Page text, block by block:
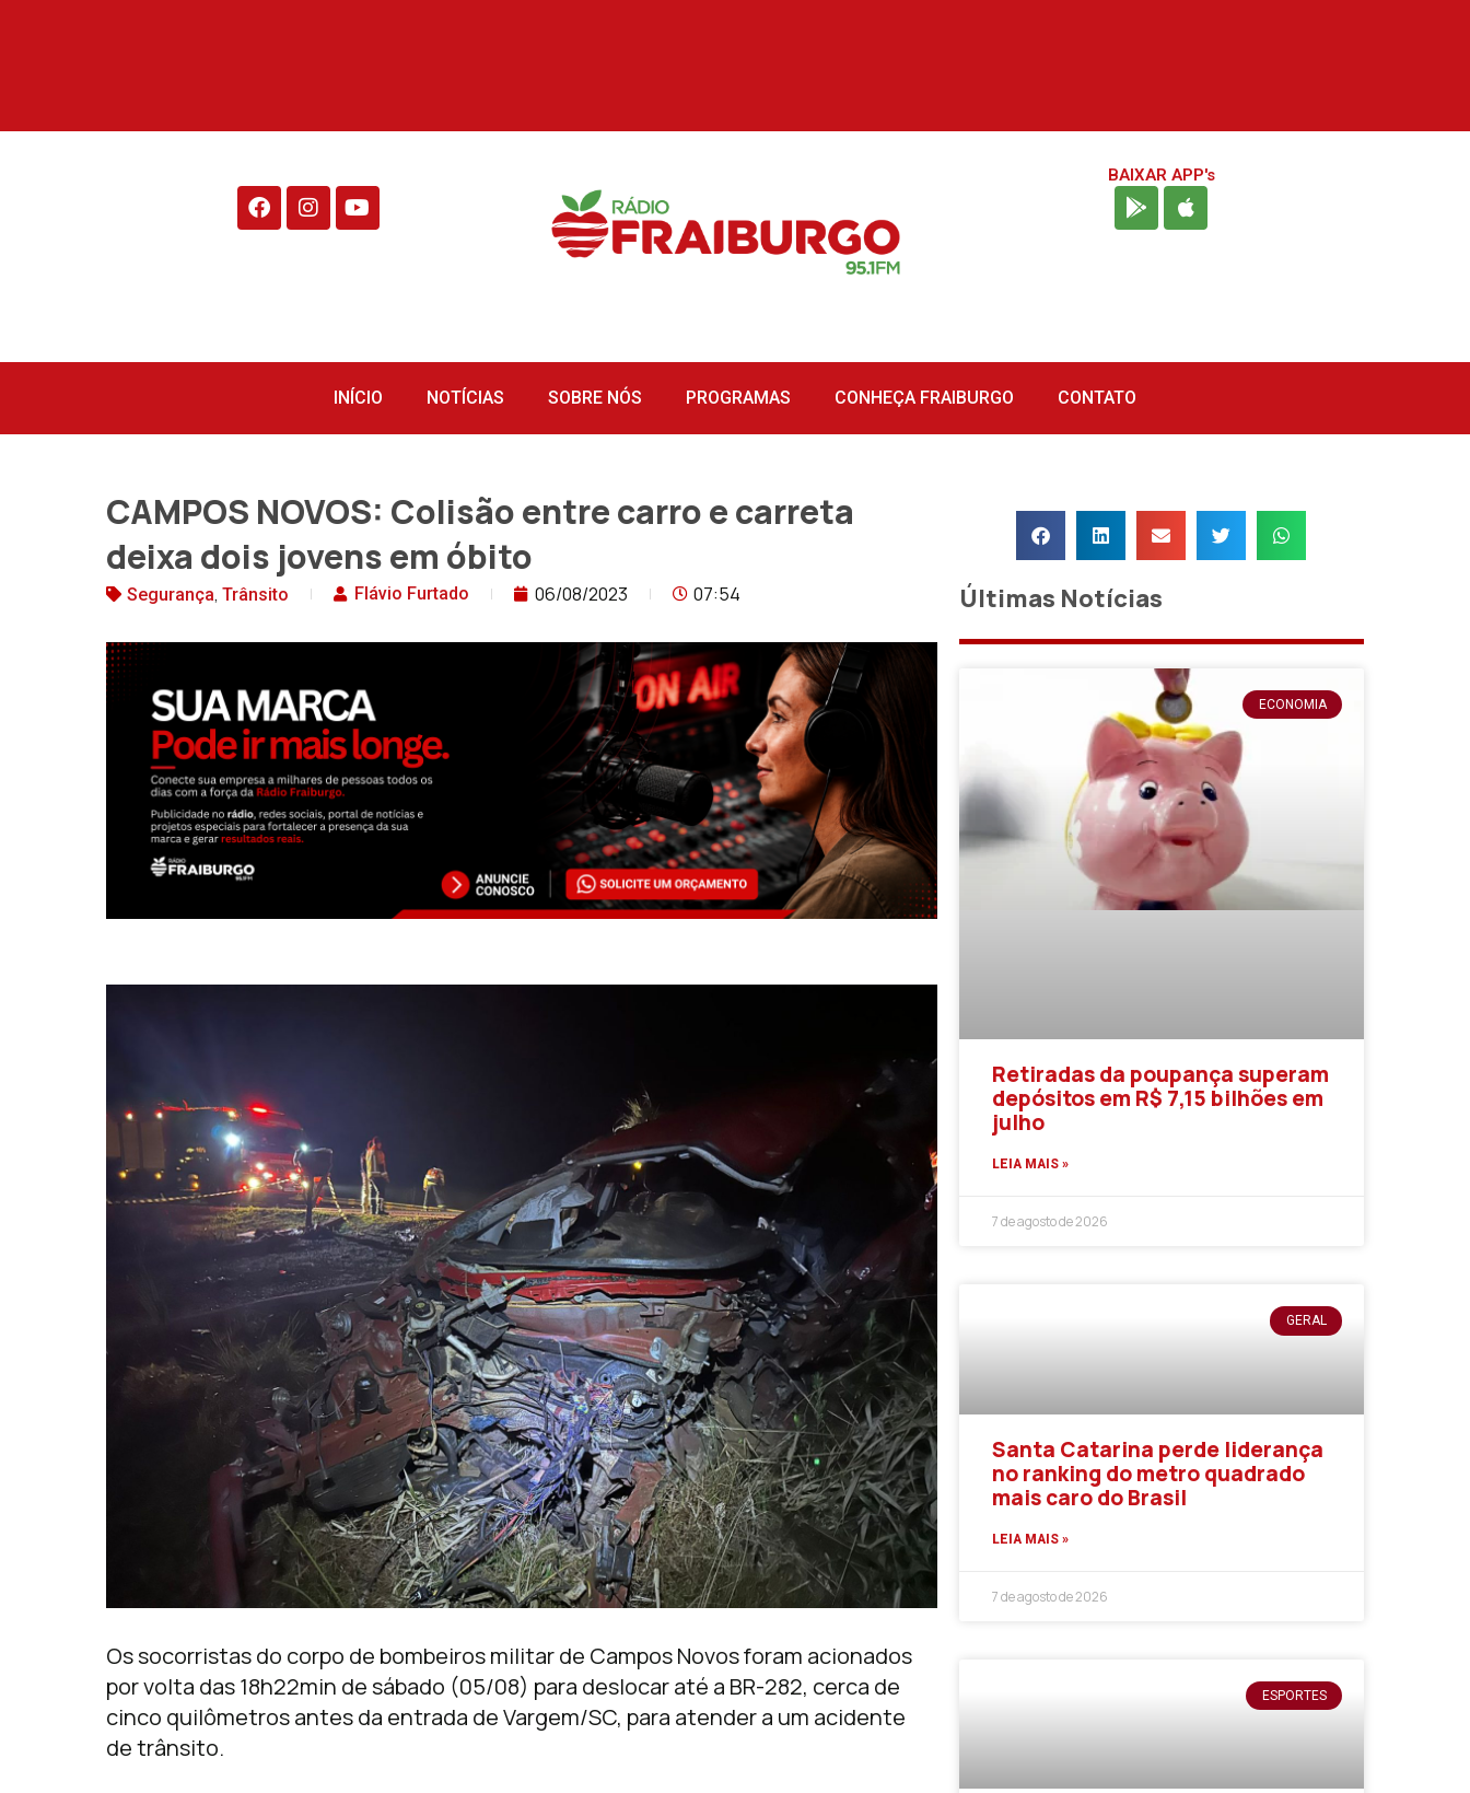
BAIXAR APP's
INÍCIO NOTÍCIAS SOBRE NÓS PROGRAMAS CONHEÇA FRAIBURGO CONTATO
CAMPOS NOVOS: Colisão entre carro e carreta
deixa dois jovens em óbito
Segurança, Trânsito Flávio Furtado 06/08/2023 07:54
Os socorristas do corpo de bombeiros militar de Campos Novos foram acionados
por volta das 18h22min de sábado (05/08) para deslocar até a BR-282, cerca de
cinco quilômetros antes da entrada de Vargem/SC, para atender a um acidente
de trânsito.
Últimas Notícias
ECONOMIA
Retiradas da poupança superam
depósitos em R$ 7,15 bilhões em
julho
LEIA MAIS »
7 de agosto de 2026
GERAL
Santa Catarina perde liderança
no ranking do metro quadrado
mais caro do Brasil
LEIA MAIS »
7 de agosto de 2026
ESPORTES